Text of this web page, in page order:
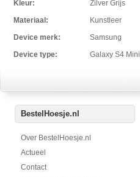
Kleur:
Zilver Grijs
Materiaal:
Kunstleer
Device merk:
Samsung
Device type:
Galaxy S4 Mini
BestelHoesje.nl
Over BestelHoesje.nl
Actueel
Contact